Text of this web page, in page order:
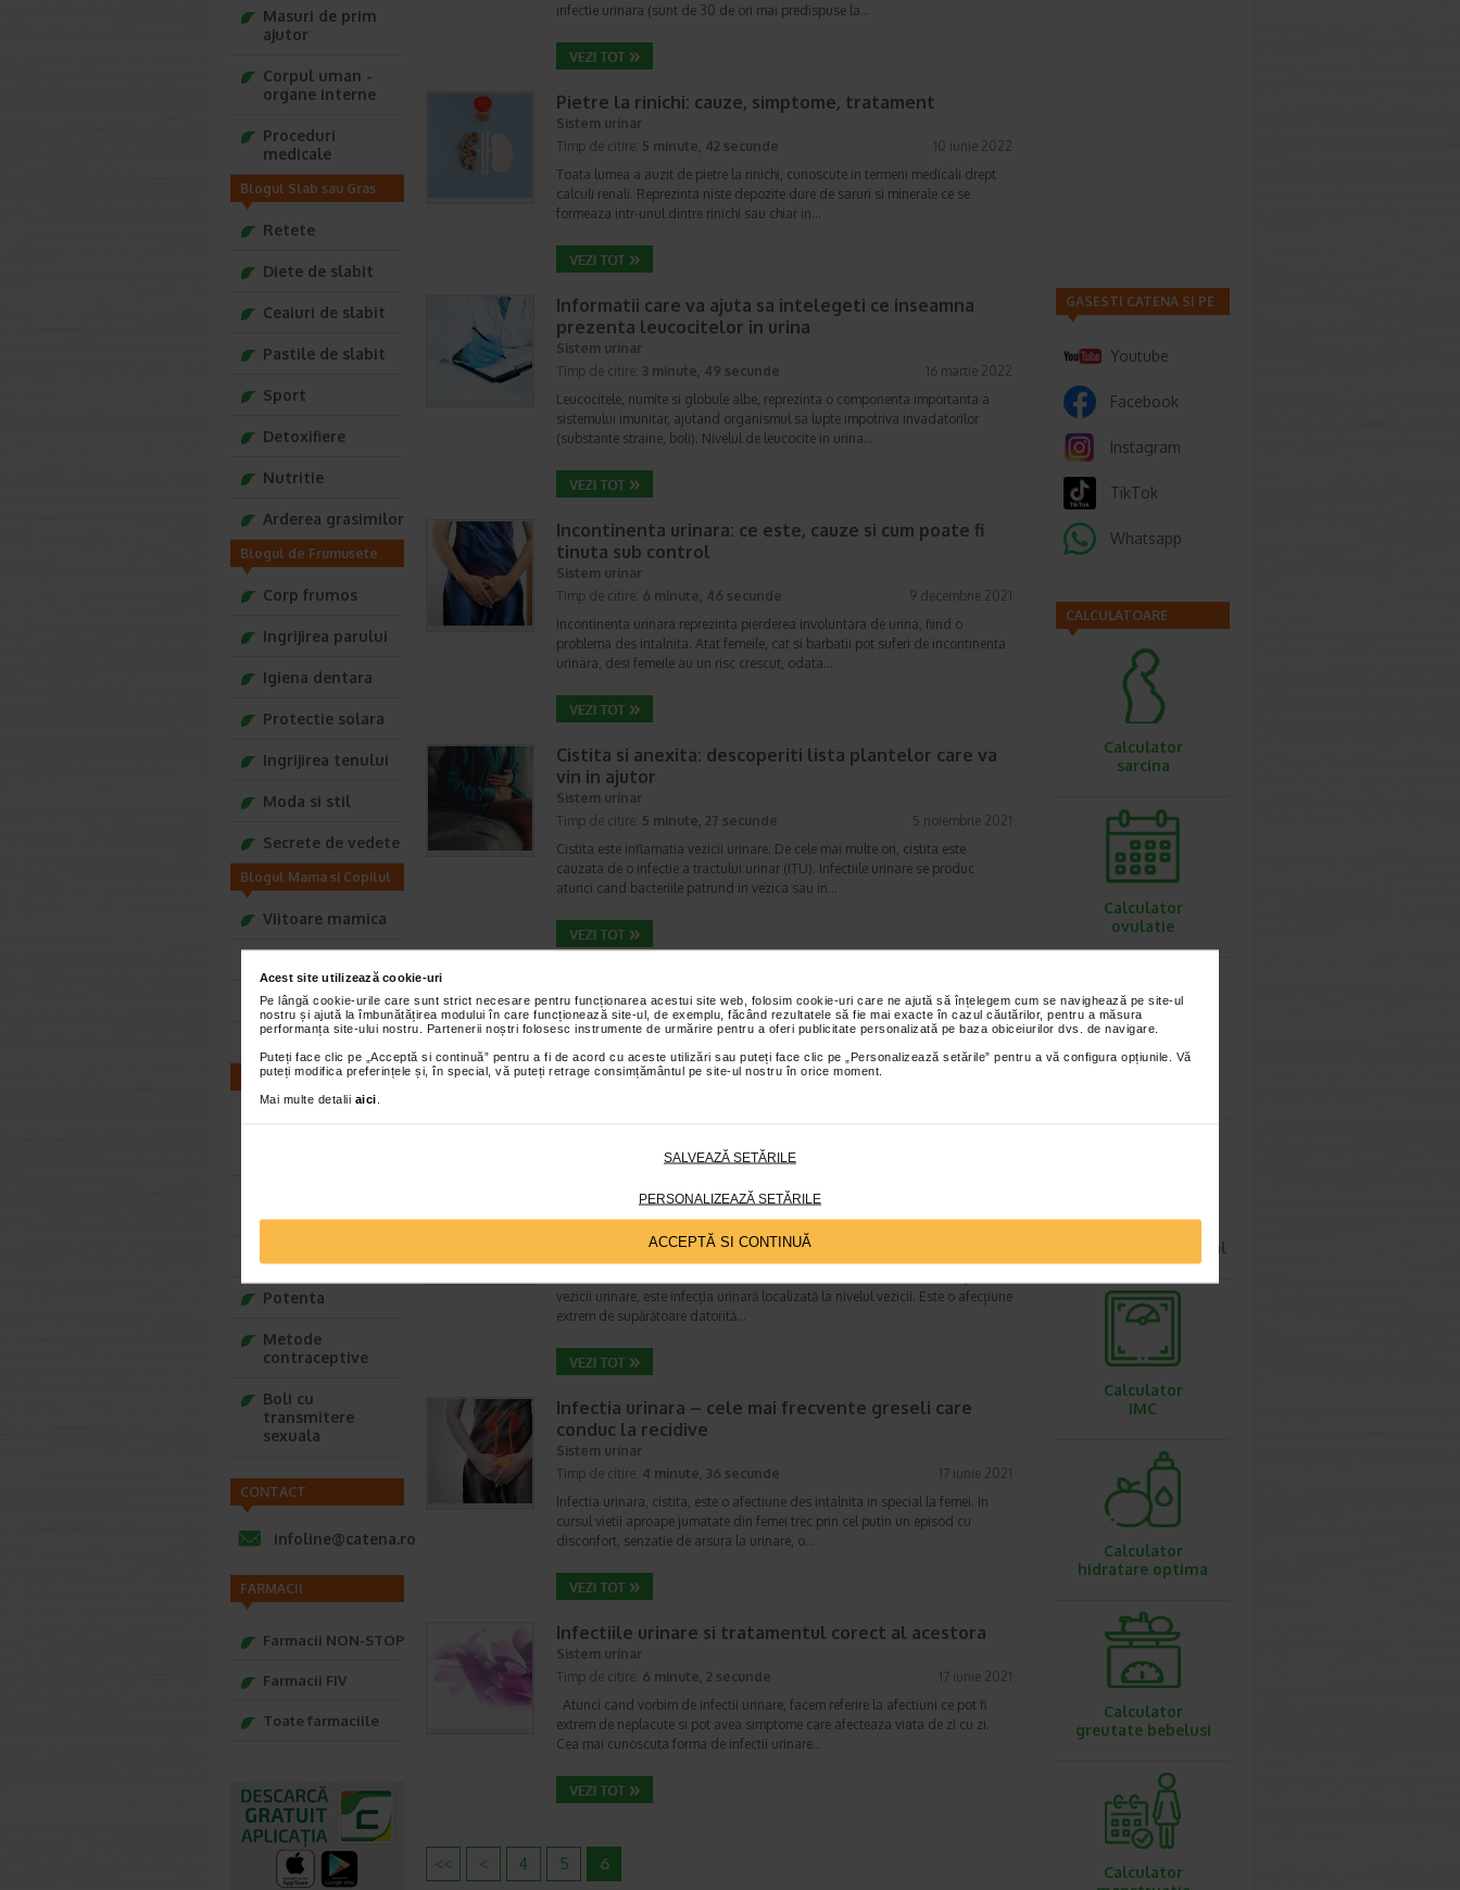
Acest site utilizează cookie-uri
Pe lângă cookie-urile care sunt strict necesare pentru funcționarea acestui site web, folosim cookie-uri care ne ajută să înțelegem cum se navighează pe site-ul
nostru și ajută la îmbunătățirea modului în care funcționează site-ul, de exemplu, făcând rezultatele să fie mai exacte în cazul căutărilor, pentru a măsura
performanța site-ului nostru. Partenerii noștri folosesc instrumente de urmărire pentru a oferi publicitate personalizată pe baza obiceiurilor dvs. de navigare.
Puteți face clic pe „Acceptă si continuă” pentru a fi de acord cu aceste utilizări sau puteți face clic pe „Personalizează setările” pentru a vă configura opțiunile. Vă
puteți modifica preferințele și, în special, vă puteți retrage consimțământul pe site-ul nostru în orice moment.
Mai multe detalii aici
SALVEAZĂ SETĂRILE
PERSONALIZEAZĂ SETĂRILE
ACCEPTĂ SI CONTINUĂ
infectie urinara (sunt de 30 de ori mai predispuse la…
Pietre la rinichi: cauze, simptome, tratament
Sistem urinar
Timp de citire: 5 minute, 42 secunde
10 iunie 2022
Toata lumea a auzit de pietre la rinichi, cunoscute in termeni medicali drept
calculi renali. Reprezinta niste depozite dure de saruri si minerale ce se
formeaza intr-unul dintre rinichi sau chiar in…
Informatii care va ajuta sa intelegeti ce inseamna
prezenta leucocitelor in urina
Sistem urinar
Timp de citire: 3 minute, 49 secunde
16 martie 2022
Leucocitele, numite si globule albe, reprezinta o componenta importanta a
sistemului imunitar, ajutand organismul sa lupte impotriva invadatorilor
(substante straine, boli). Nivelul de leucocite in urina…
Incontinenta urinara: ce este, cauze si cum poate fi
tinuta sub control
Sistem urinar
Timp de citire: 6 minute, 46 secunde
9 decembrie 2021
Incontinenta urinara reprezinta pierderea involuntara de urina, fiind o
problema des intalnita. Atat femeile, cat si barbatii pot suferi de incontinenta
urinara, desi femeile au un risc crescut, odata…
Cistita si anexita: descoperiti lista plantelor care va
vin in ajutor
Sistem urinar
Timp de citire: 5 minute, 27 secunde
5 noiembrie 2021
Cistita este inflamatia vezicii urinare. De cele mai multe ori, cistita este
cauzata de o infectie a tractului urinar (ITU). Infectiile urinare se produc
atunci cand bacteriile patrund in vezica sau in…
Sistem urinar
Timp de citire:4 minute, 59 secunde
22 iunie 2021
Infectiile tractului urinar (ITU) necomplicate sunt unele dintre cele mai
frecvente infectii bacteriene. Se manifesta prin disconfort si senzatie de
Dr. Andrei Manu Marin
3 minute, 27 secunde
vezicii urinare, este infecția urinară localizată la nivelul vezicii. Este o afecțiune
extrem de supărătoare datorită…
Infectia urinara – cele mai frecvente greseli care
conduc la recidive
Sistem urinar
Timp de citire: 4 minute, 36 secunde
17 iunie 2021
Infectia urinara, cistita, este o afectiune des intalnita in special la femei. In
cursul vietii aproape jumatate din femei trec prin cel putin un episod cu
disconfort, senzatie de arsura la urinare, o…
Infectiile urinare si tratamentul corect al acestora
Sistem urinar
Timp de citire: 6 minute, 2 secunde
17 iunie 2021
Atunci cand vorbim de infectii urinare, facem referire la afectiuni ce pot fi
extrem de neplacute si pot avea simptome care afecteaza viata de zi cu zi.
Cea mai cunoscuta forma de infectii urinare…
<< < 4 5 6
Masuri de prim
ajutor
Corpul uman -
organe interne
Proceduri
medicale
Blogul Slab sau Gras
Retete
Diete de slabit
Ceaiuri de slabit
Pastile de slabit
Sport
Detoxifiere
Nutritie
Arderea grasimilor
Blogul de Frumusete
Corp frumos
Ingrijirea parului
Igiena dentara
Protectie solara
Ingrijirea tenului
Moda si stil
Secrete de vedete
Blogul Mama si Copilul
Viitoare mamica
Bebelusul tau
Copilul tau
Blogul Safe for You
Infertilitate femei
Potenta
Metode
contraceptive
Boli cu
transmitere
sexuala
CONTACT
infoline@catena.ro
FARMACII
Farmacii NON-STOP
Farmacii FIV
Toate farmaciile
GASESTI CATENA SI PE
Youtube
Facebook
Instagram
TikTok
Whatsapp
CALCULATOARE
Calculator
sarcina
Calculator
ovulatie
Calculator
metabolismului bazal
Calculator
IMC
Calculator
hidratare optima
Calculator
greutate bebelusi
Calculator